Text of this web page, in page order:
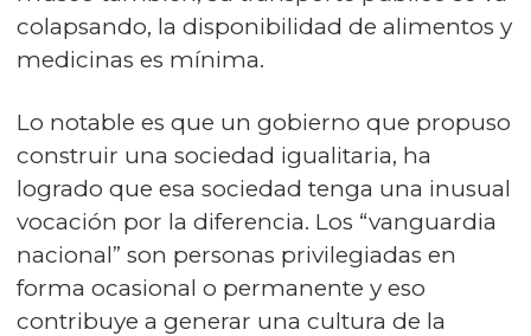
colapsando, la disponibilidad de alimentos y
medicinas es mínima.
Lo notable es que un gobierno que propuso
construir una sociedad igualitaria, ha
logrado que esa sociedad tenga una inusual
vocación por la diferencia. Los “vanguardia
nacional” son personas privilegiadas en
forma ocasional o permanente y eso
contribuye a generar una cultura de la